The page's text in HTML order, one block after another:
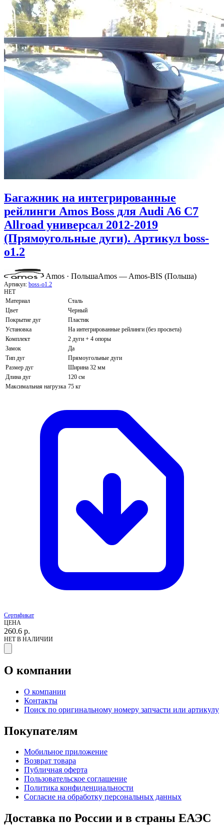
Багажник на интегрированные
рейлинги Amos Boss для Audi A6 C7
Allroad универсал 2012-2019
(Прямоугольные дуги). Артикул boss-
o1.2
Amos · ПольшаAmos — Amos-BIS (Польша)
Артикул: boss-o1.2
НЕТ
Материал
Сталь
Цвет
Черный
Покрытие дуг
Пластик
Установка
На интегрированные рейлинги (без просвета)
Комплект
2 дуги + 4 опоры
Замок
Да
Тип дуг
Прямоугольные дуги
Размер дуг
Ширина 32 мм
Длина дуг
120 см
Максимальная нагрузка 75 кг
Сертификат
ЦЕНА
260.6 р.
НЕТ В НАЛИЧИИ
О компании
О компании
Контакты
Поиск по оригинальному номеру запчасти или артикулу
Покупателям
Мобильное приложение
Возврат товара
Публичная оферта
Пользовательское соглашение
Политика конфиденциальности
Согласие на обработку персональных данных
Доставка по России и в страны ЕАЭС